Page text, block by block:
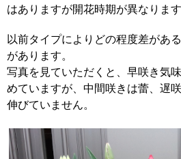
はありますが開花時期が異なります
以前タイプによりどの程度差があ
があります。
写真を見ていただくと、早咲き気
めていますが、中間咲きは蕾、遅
伸びていません。